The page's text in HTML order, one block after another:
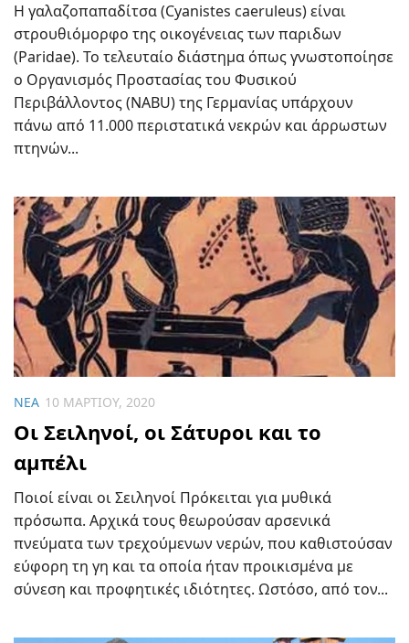
Η γαλαζοπαπαδίτσα (Cyanistes caeruleus) είναι
στρουθιόμορφο της οικογένειας των παριδων
(Paridae). Το τελευταίο διάστημα όπως γνωστοποίησε
ο Οργανισμός Προστασίας του Φυσικού
Περιβάλλοντος (NABU) της Γερμανίας υπάρχουν
πάνω από 11.000 περιστατικά νεκρών και άρρωστων
πτηνών...
ΝΈΑ 10 ΜΑΡΤΊΟΥ, 2020
Οι Σειληνοί, οι Σάτυροι και το
αμπέλι
Ποιοί είναι οι Σειληνοί Πρόκειται για μυθικά
πρόσωπα. Αρχικά τους θεωρούσαν αρσενικά
πνεύματα των τρεχούμενων νερών, που καθιστούσαν
εύφορη τη γη και τα οποία ήταν προικισμένα με
σύνεση και προφητικές ιδιότητες. Ωστόσο, από τον...